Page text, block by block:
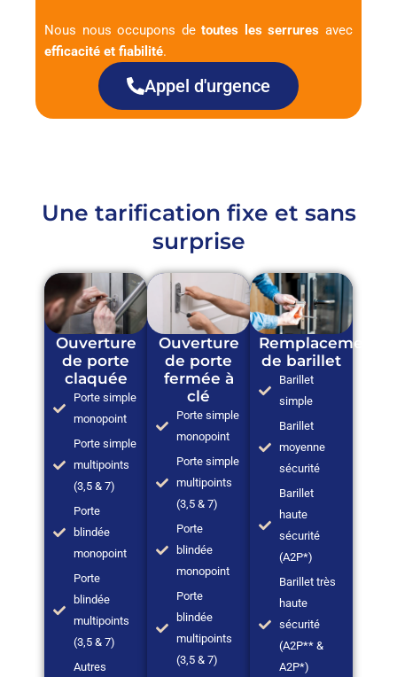
Nous nous occupons detoutes les serrures avec
efficacité et fiabilité.
Appel d'urgence
Une tarification fixe et sans
surprise
Ouverture
de porte
claquée
Porte simple
monopoint
Porte simple
multipoints
(3,5 & 7)
Porte
blindée
monopoint
Porte
blindée
multipoints
(3,5 & 7)
Autres
Ouverture
de porte
fermée à
clé
Porte simple
monopoint
Porte simple
multipoints
(3,5 & 7)
Porte
blindée
monopoint
Porte
blindée
multipoints
(3,5 & 7)
Remplacement
de barillet
Barillet
simple
Barillet
moyenne
sécurité
Barillet
haute
sécurité
(A2P*)
Barillet très
haute
sécurité
(A2P** &
A2P*)